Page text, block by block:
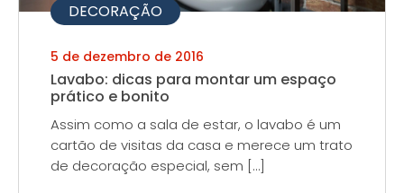
DECORAÇÃO
5 de dezembro de 2016
Lavabo: dicas para montar um espaço
prático e bonito
Assim como a sala de estar, o lavabo é um
cartão de visitas da casa e merece um trato
de decoração especial, sem […]